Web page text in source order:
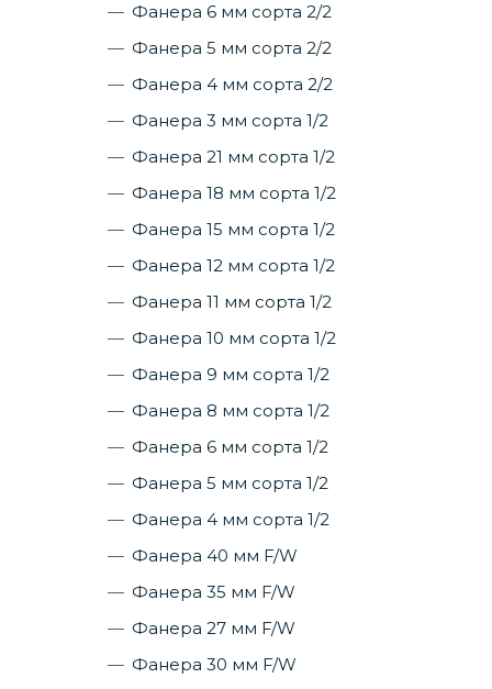
Фанера 6 мм сорта 2/2
Фанера 5 мм сорта 2/2
Фанера 4 мм сорта 2/2
Фанера 3 мм сорта 1/2
Фанера 21 мм сорта 1/2
Фанера 18 мм сорта 1/2
Фанера 15 мм сорта 1/2
Фанера 12 мм сорта 1/2
Фанера 11 мм сорта 1/2
Фанера 10 мм сорта 1/2
Фанера 9 мм сорта 1/2
Фанера 8 мм сорта 1/2
Фанера 6 мм сорта 1/2
Фанера 5 мм сорта 1/2
Фанера 4 мм сорта 1/2
Фанера 40 мм F/W
Фанера 35 мм F/W
Фанера 27 мм F/W
Фанера 30 мм F/W